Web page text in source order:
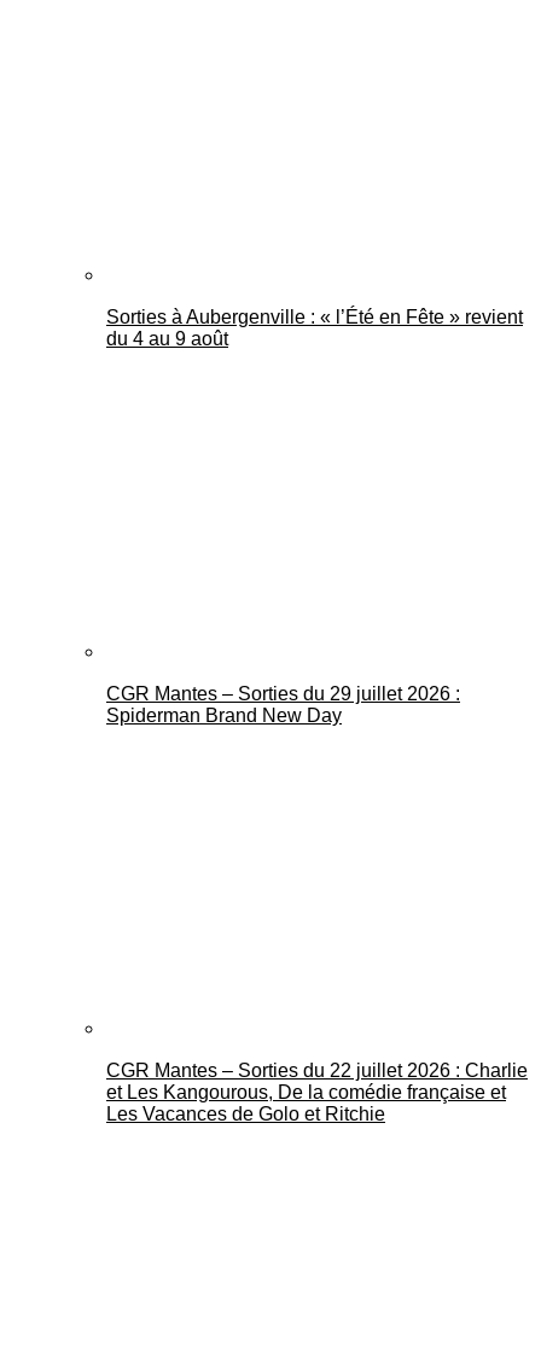
Sorties à Aubergenville : « l’Été en Fête » revient
du 4 au 9 août
CGR Mantes – Sorties du 29 juillet 2026 :
Spiderman Brand New Day
CGR Mantes – Sorties du 22 juillet 2026 : Charlie
et Les Kangourous, De la comédie française et
Les Vacances de Golo et Ritchie